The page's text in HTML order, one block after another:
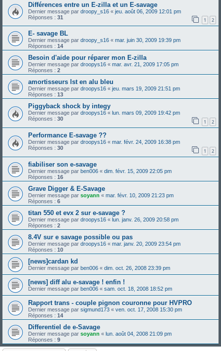
Différences entre un E-zilla et un E-savage
Dernier message par droopy_s16 « jeu. août 06, 2009 12:01 pm
Réponses : 31 1 2
E- savage BL
Dernier message par droopy_s16 « mar. juin 30, 2009 19:39 pm
Réponses : 14
Besoin d'aide pour réparer mon E-zilla
Dernier message par droopys16 « mar. avr. 21, 2009 17:05 pm
Réponses : 2
amortisseurs lst en alu bleu
Dernier message par droopys16 « jeu. mars 19, 2009 21:51 pm
Réponses : 13
Piggyback shock by integy
Dernier message par droopys16 « lun. mars 09, 2009 19:42 pm
Réponses : 30 1 2
Performance E-savage ??
Dernier message par droopys16 « mar. févr. 24, 2009 16:38 pm
Réponses : 30 1 2
fiabiliser son e-savage
Dernier message par ben006 « dim. févr. 15, 2009 22:05 pm
Réponses : 16
Grave Digger & E-Savage
Dernier message par soyann « mar. févr. 10, 2009 21:23 pm
Réponses : 6
titan 550 et evx 2 sur e-savage ?
Dernier message par droopys16 « lun. janv. 26, 2009 20:58 pm
Réponses : 2
8.4V sur e savage possible ou pas
Dernier message par droopys16 « mar. janv. 20, 2009 23:54 pm
Réponses : 10
[news]cardan kd
Dernier message par ben006 « dim. oct. 26, 2008 23:39 pm
[news] diff alu e-savage ! enfin !
Dernier message par ben006 « sam. oct. 18, 2008 18:52 pm
Rapport trans - couple pignon couronne pour HVPRO
Dernier message par sigmund173 « ven. oct. 17, 2008 15:30 pm
Réponses : 14
Differentiel de e-Savage
Dernier message par soyann « lun. août 04, 2008 21:09 pm
Réponses : 9